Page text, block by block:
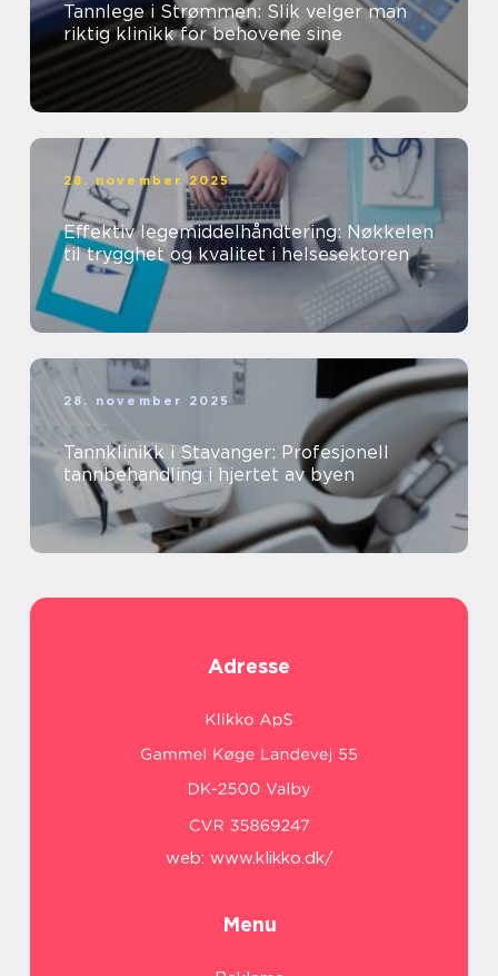
Tannlege i Strømmen: Slik velger man
riktig klinikk for behovene sine
28. november 2025
Effektiv legemiddelhåndtering: Nøkkelen
til trygghet og kvalitet i helsesektoren
28. november 2025
Tannklinikk i Stavanger: Profesjonell
tannbehandling i hjertet av byen
Adresse
web: www.klikko.dk/
Menu